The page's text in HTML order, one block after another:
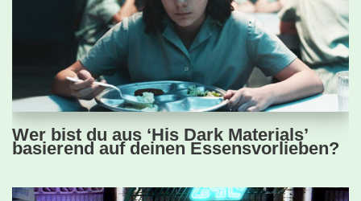
Wer bist du aus ‘His Dark Materials’
basierend auf deinen Essensvorlieben?